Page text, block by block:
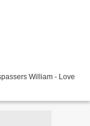
William - Love